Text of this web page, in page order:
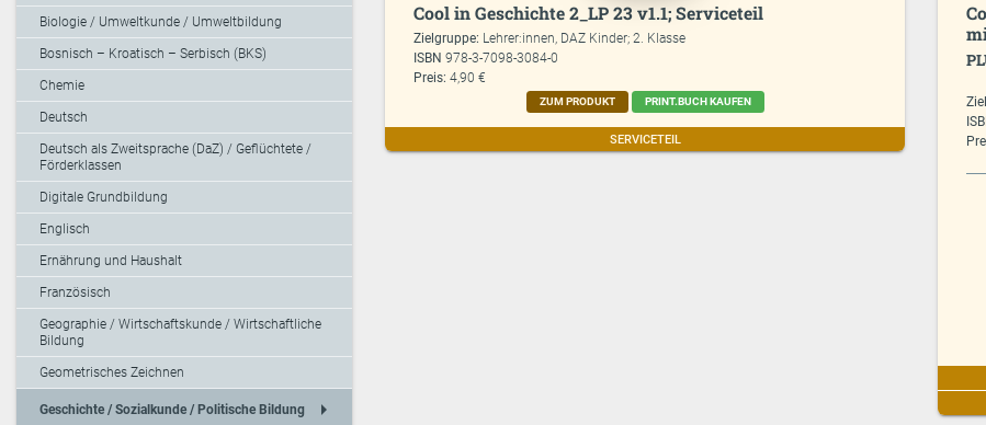
Biologie / Umweltkunde / Umweltbildung
Bosnisch – Kroatisch – Serbisch (BKS)
Chemie
Deutsch
Deutsch als Zweitsprache (DaZ) / Geflüchtete /
Förderklassen
Digitale Grundbildung
Englisch
Ernährung und Haushalt
Französisch
Geographie / Wirtschaftskunde / Wirtschaftliche
Bildung
Geometrisches Zeichnen
Geschichte / Sozialkunde / Politische Bildung arrow_right
Cool in Geschichte 2_LP 23 v1.1; Serviceteil
Zielgruppe: Lehrer:innen, DAZ Kinder; 2. Klasse
ISBN978-3-7098-3084-0
Preis: 4,90 €
ZUM PRODUKT PRINT.BUCH KAUFEN
SERVICETEIL